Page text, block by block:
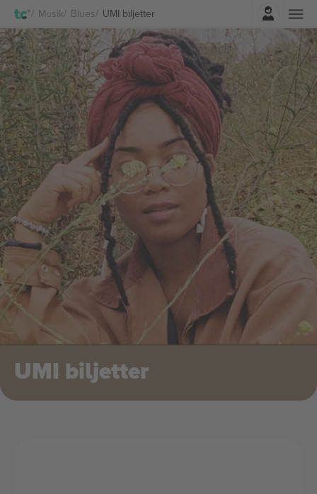
Musik Blues UMI biljetter
UMI biljetter